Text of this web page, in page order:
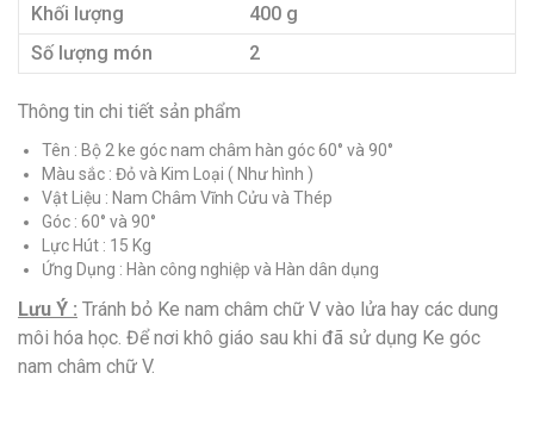
Khối lượng
400 g
Số lượng món
2
Thông tin chi tiết sản phẩm
Tên : Bộ 2 ke góc nam châm hàn góc 60° và 90°
Màu sắc : Đỏ và Kim Loại ( Như hình )
Vật Liệu : Nam Châm Vĩnh Cửu và Thép
Góc : 60° và 90°
Lực Hút : 15 Kg
Ứng Dụng : Hàn công nghiệp và Hàn dân dụng
Lưu Ý : Tránh bỏ Ke nam châm chữ V vào lửa hay các dung
môi hóa học. Để nơi khô giáo sau khi đã sử dụng Ke góc
nam châm chữ V.